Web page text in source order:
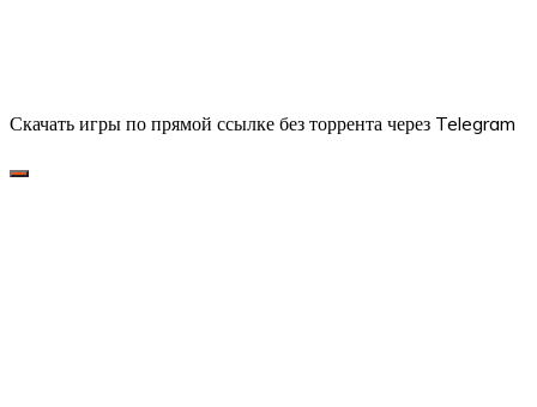
Скачать игры по прямой ссылке без торрента через Telegram